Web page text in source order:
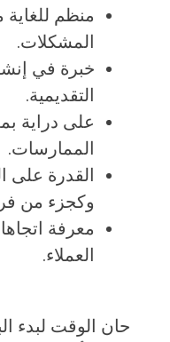
منظم
المشكلات.
خبرة في
التقديمية.
على دراية
الممارسات.
القدرة
وكجزء من
معرفة
العملاء.
حان الوقت لبدء